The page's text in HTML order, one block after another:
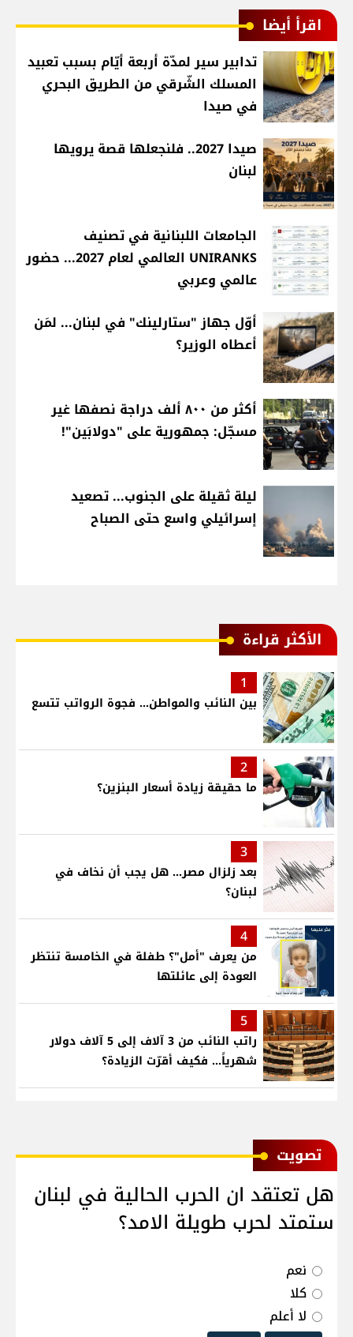
اقرأ أيضا
تدابير سير لمدّة أربعة أيّام بسبب تعبيد
المسلك الشّرقي من الطريق البحري
في صيدا
صيدا 2027.. فلنجعلها قصة يرويها
لبنان
الجامعات اللبنانية في تصنيف
UNIRANKS العالمي لعام 2027... حضور
عالمي وعربي
أوّل جهاز "ستارلينك" في لبنان... لمَن
أعطاه الوزير؟
أكثر من ٨٠٠ ألف دراجة نصفها غير
مسجّل: جمهورية على "دولابَين"!
ليلة ثقيلة على الجنوب... تصعيد
إسرائيلي واسع حتى الصباح
الأكثر قراءة
1
بين النائب والمواطن... فجوة الرواتب تتسع
2
ما حقيقة زيادة أسعار البنزين؟
3
بعد زلزال مصر... هل يجب أن نخاف في
لبنان؟
4
من يعرف "أمل"؟ طفلة في الخامسة تنتظر
العودة إلى عائلتها
5
راتب النائب من 3 آلاف إلى 5 آلاف دولار
شهرياً... فكيف أقرّت الزيادة؟
ﺗﺼﻮﻳﺖ
هل تعتقد ان الحرب الحالية في لبنان
ستمتد لحرب طويلة الامد؟
نعم
كلا
لا أعلم